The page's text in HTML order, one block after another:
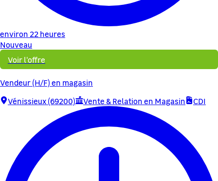
environ 22 heures
Nouveau
Voir l'offre
Vendeur (H/F) en magasin
Vénissieux (69200)
Vente & Relation en Magasin CDI